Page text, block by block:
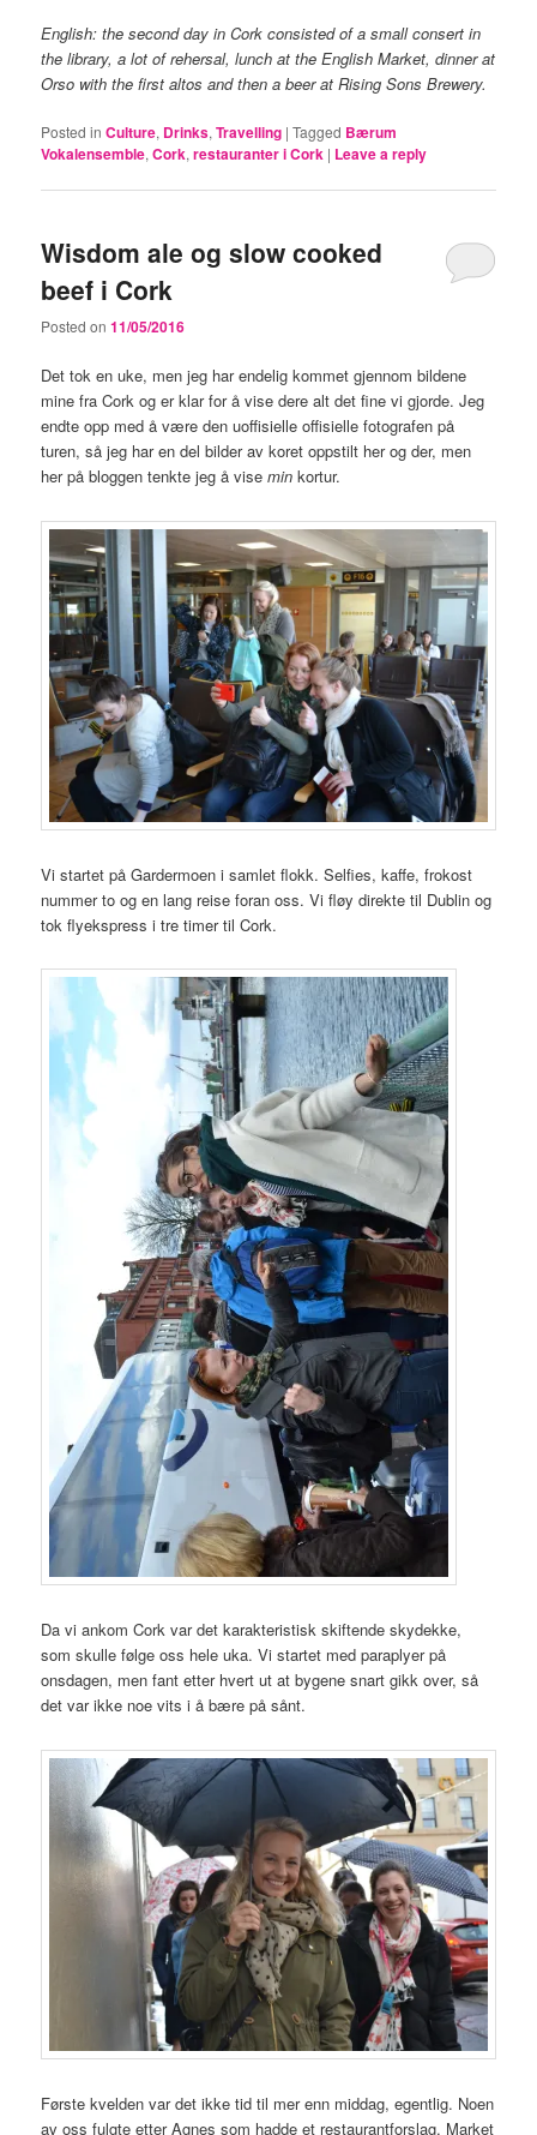
English: the second day in Cork consisted of a small consert in
the library, a lot of rehersal, lunch at the English Market, dinner at
Orso with the first altos and then a beer at Rising Sons Brewery.
Posted in Culture, Drinks,Travelling |Tagged Bærum
Vokalensemble,Cork,restauranter i Cork | Leave a reply
Wisdom ale og slow cooked
beef i Cork
Posted on11/05/2016
Det tok en uke, men jeg har endelig kommet gjennom bildene
mine fra Cork og er klar for å vise dere alt det fine vi gjorde. Jeg
endte opp med å være den uoffisielle offisielle fotografen på
turen, så jeg har en del bilder av koret oppstilt her og der, men
her på bloggen tenkte jeg å viseminkortur.
Vi startet på Gardermoen i samlet flokk. Selfies, kaffe, frokost
nummer to og en lang reise foran oss. Vi fløy direkte til Dublin og
tok flyekspress i tre timer til Cork.
Da vi ankom Cork var det karakteristisk skiftende skydekke,
som skulle følge oss hele uka. Vi startet med paraplyer på
onsdagen, men fant etter hvert ut at bygene snart gikk over, så
det var ikke noe vits i å bære på sånt.
Første kvelden var det ikke tid til mer enn middag, egentlig. Noen
av oss fulgte etter Agnes som hadde et restaurantforslag, Market